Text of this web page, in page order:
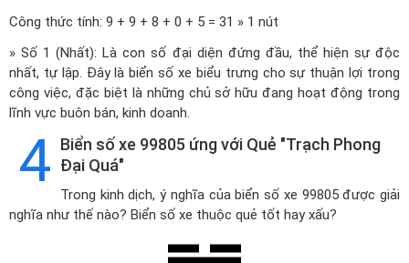
Công thức tính: 9 + 9 + 8 + 0 + 5 = 31 » 1 nút
» Số 1 (Nhất): Là con số đại diện đứng đầu, thể hiện sự độc
nhất, tự lập. Đây là biển số xe biểu trưng cho sự thuận lợi trong
công việc, đặc biệt là những chủ sở hữu đang hoạt động trong
lĩnh vực buôn bán, kinh doanh.
4 Biển số xe 99805 ứng với Quẻ "Trạch Phong
Đại Quá"
Trong kinh dịch, ý nghĩa của biển số xe 99805 được giải
nghĩa như thế nào? Biển số xe thuộc quẻ tốt hay xấu?